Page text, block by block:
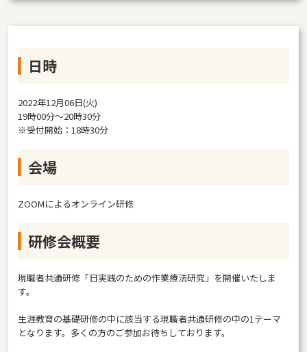
日時
2022年12月06日(火)
19時00分～20時30分
※受付開始：18時30分
会場
ZOOMによるオンライン研修
研修会概要
現職者共通研修「日実践のための作業療法研究」を開催いたしま
す。
生涯教育の基礎研修の中に該当する現職者共通研修の中の1テーマ
となります。多くの方のご参加お待ちしております。